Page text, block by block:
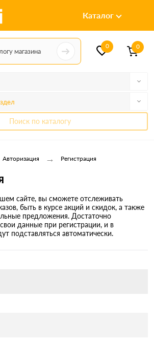
Каталог
0 0
Поиск по каталогу
Авторизация → Регистрация
сайте, вы сможете отслеживать
быть в курсе акций и скидок, а также
предложения. Достаточно
данные при регистрации, и в
подставляться автоматически.